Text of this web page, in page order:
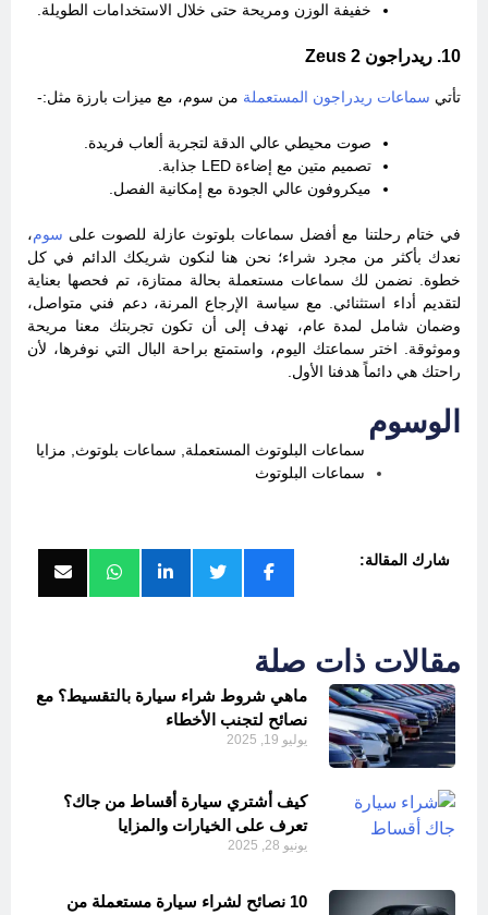
خفيفة الوزن ومريحة حتى خلال الاستخدامات الطويلة.
10. ريدراجون Zeus 2
تأتي سماعات ريدراجون المستعملة من سوم، مع ميزات بارزة مثل:-
صوت محيطي عالي الدقة لتجربة ألعاب فريدة.
تصميم متين مع إضاءة LED جذابة.
ميكروفون عالي الجودة مع إمكانية الفصل.
في ختام رحلتنا مع أفضل سماعات بلوتوث عازلة للصوت على سوم،
نعدك بأكثر من مجرد شراء؛ نحن هنا لنكون شريكك الدائم في كل
خطوة. نضمن لك سماعات مستعملة بحالة ممتازة، تم فحصها بعناية
لتقديم أداء استثنائي. مع سياسة الإرجاع المرنة، دعم فني متواصل،
وضمان شامل لمدة عام، نهدف إلى أن تكون تجربتك معنا مريحة
وموثوقة. اختر سماعتك اليوم، واستمتع براحة البال التي نوفرها، لأن
راحتك هي دائماً هدفنا الأول.
الوسوم
سماعات البلوتوث المستعملة سماعات بلوتوث
مزايا
سماعات البلوتوث
شارك المقالة:
مقالات ذات صلة
ماهي شروط شراء سيارة بالتقسيط؟ مع
نصائح لتجنب الأخطاء
يوليو 19, 2025
كيف أشتري سيارة أقساط من جاك؟
تعرف على الخيارات والمزايا
يونيو 28, 2025
10 نصائح لشراء سيارة مستعملة من